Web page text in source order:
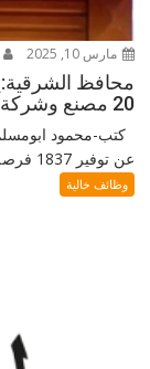
مارس 10, 2025
20 مصنع وشركة بالقطاع الخاص
كتب-محمود
عن توفير 1837 فرصه عمل داخل 20...
وظائف خالية